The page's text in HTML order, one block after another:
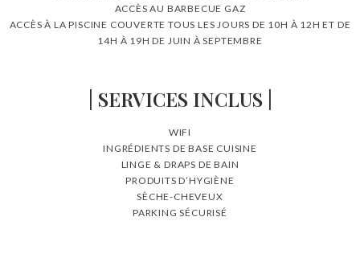
ACCÈS AU BARBECUE GAZ
ACCÈS À LA PISCINE COUVERTE TOUS LES JOURS DE 10H À 12H ET DE
14H À 19H DE JUIN À SEPTEMBRE
| SERVICES INCLUS |
WIFI
INGRÉDIENTS DE BASE CUISINE
LINGE & DRAPS DE BAIN
PRODUITS D’HYGIÈNE
SÈCHE-CHEVEUX
PARKING SÉCURISÉ